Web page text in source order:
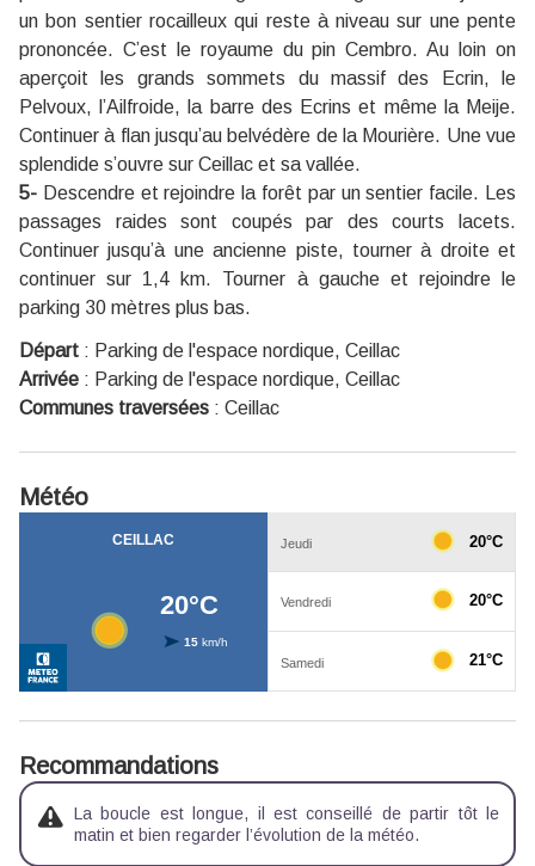
un bon sentier rocailleux qui reste à niveau sur une pente
prononcée. C’est le royaume du pin Cembro. Au loin on
aperçoit les grands sommets du massif des Ecrin, le
Pelvoux, l’Ailfroide, la barre des Ecrins et même la Meije.
Continuer à flan jusqu’au belvédère de la Mourière. Une vue
splendide s’ouvre sur Ceillac et sa vallée.
5- Descendre et rejoindre la forêt par un sentier facile. Les
passages raides sont coupés par des courts lacets.
Continuer jusqu’à une ancienne piste, tourner à droite et
continuer sur 1,4 km. Tourner à gauche et rejoindre le
parking 30 mètres plus bas.
Départ : Parking de l'espace nordique, Ceillac
Arrivée : Parking de l'espace nordique, Ceillac
Communes traversées : Ceillac
Météo
Recommandations
La boucle est longue, il est conseillé de partir tôt le
matin et bien regarder l’évolution de la météo.